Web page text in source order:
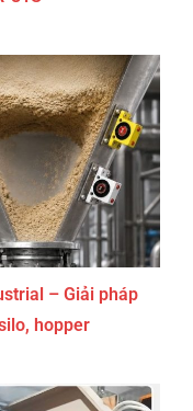
– Giải pháp
hopper